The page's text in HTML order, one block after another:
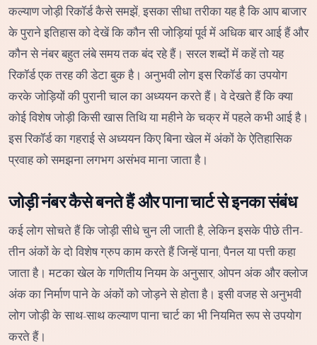
कल्याण जोड़ी रिकॉर्ड कैसे समझें, इसका सीधा तरीका यह है कि आप बाजार
के पुराने इतिहास को देखें कि कौन सी जोड़ियां पूर्व में अधिक बार आई हैं और
कौन से नंबर बहुत लंबे समय तक बंद रहे हैं। सरल शब्दों में कहें तो यह
रिकॉर्ड एक तरह की डेटा बुक है। अनुभवी लोग इस रिकॉर्ड का उपयोग
करके जोड़ियों की पुरानी चाल का अध्ययन करते हैं। वे देखते हैं कि क्या
कोई विशेष जोड़ी किसी खास तिथि या महीने के चक्र में पहले कभी आई है।
इस रिकॉर्ड का गहराई से अध्ययन किए बिना खेल में अंकों के ऐतिहासिक
प्रवाह को समझना लगभग असंभव माना जाता है।
जोड़ी नंबर कैसे बनते हैं और पाना चार्ट से इनका संबंध
कई लोग सोचते हैं कि जोड़ी सीधे चुन ली जाती है, लेकिन इसके पीछे तीन-
तीन अंकों के दो विशेष ग्रुप काम करते हैं जिन्हें पाना, पैनल या पत्ती कहा
जाता है। मटका खेल के गणितीय नियम के अनुसार, ओपन अंक और क्लोज
अंक का निर्माण पाने के अंकों को जोड़ने से होता है। इसी वजह से अनुभवी
लोग जोड़ी के साथ-साथ कल्याण पाना चार्ट का भी नियमित रूप से उपयोग
करते हैं।